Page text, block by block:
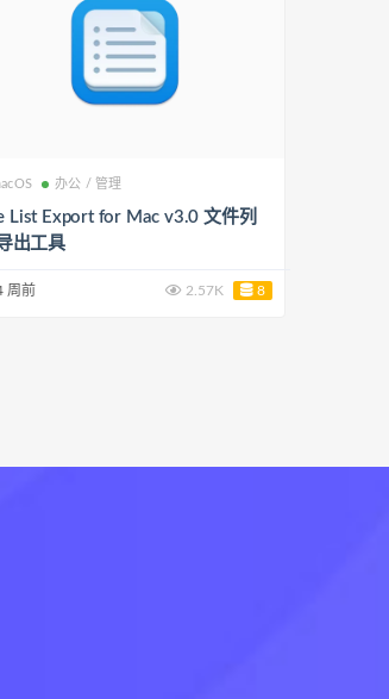
办公 / 管理
List Export for Mac v3.0 文件列
出工具
周前 2.57K 8